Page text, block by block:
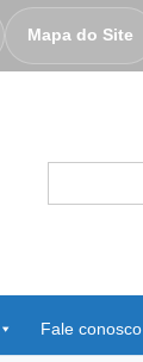
Mapa do Site
for:
Fale conosco